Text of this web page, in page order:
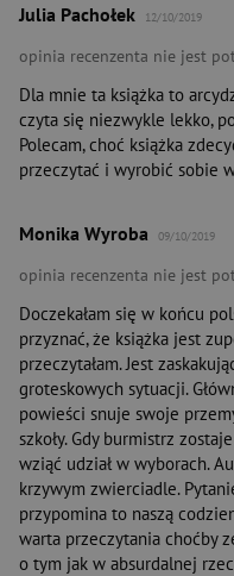
Julia Pachołek 12/10/2019
opinia recenzenta nie jest
Dla mnie ta książka to
czyta się niezwykle lekko,
Polecam, choć książka
przeczytać i wyrobić sobie
Monika Wyroba 09/10/2019
opinia recenzenta nie jest
Doczekałam się w końcu
przyznać, że książka jest
przeczytałam. Jest
groteskowych sytuacji.
powieści snuje swoje
szkoły. Gdy burmistrz
wziąć udział w wyborach.
krzywym zwierciadle.
przypomina to naszą
warta przeczytania choćby
o tym jak w absurdalnej